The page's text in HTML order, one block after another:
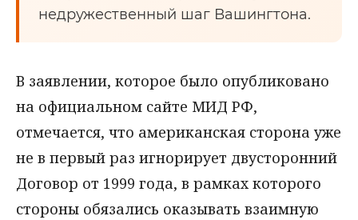
недружественный шаг Вашингтона.
В заявлении, которое было опубликовано
на официальном сайте МИД РФ,
отмечается, что американская сторона уже
не в первый раз игнорирует двусторонний
Договор от 1999 года, в рамках которого
стороны обязались оказывать взаимную